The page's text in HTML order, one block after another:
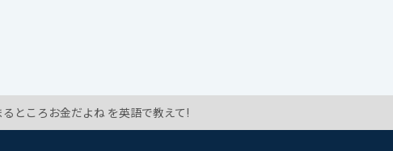
ところお金だよね を英語で教えて!